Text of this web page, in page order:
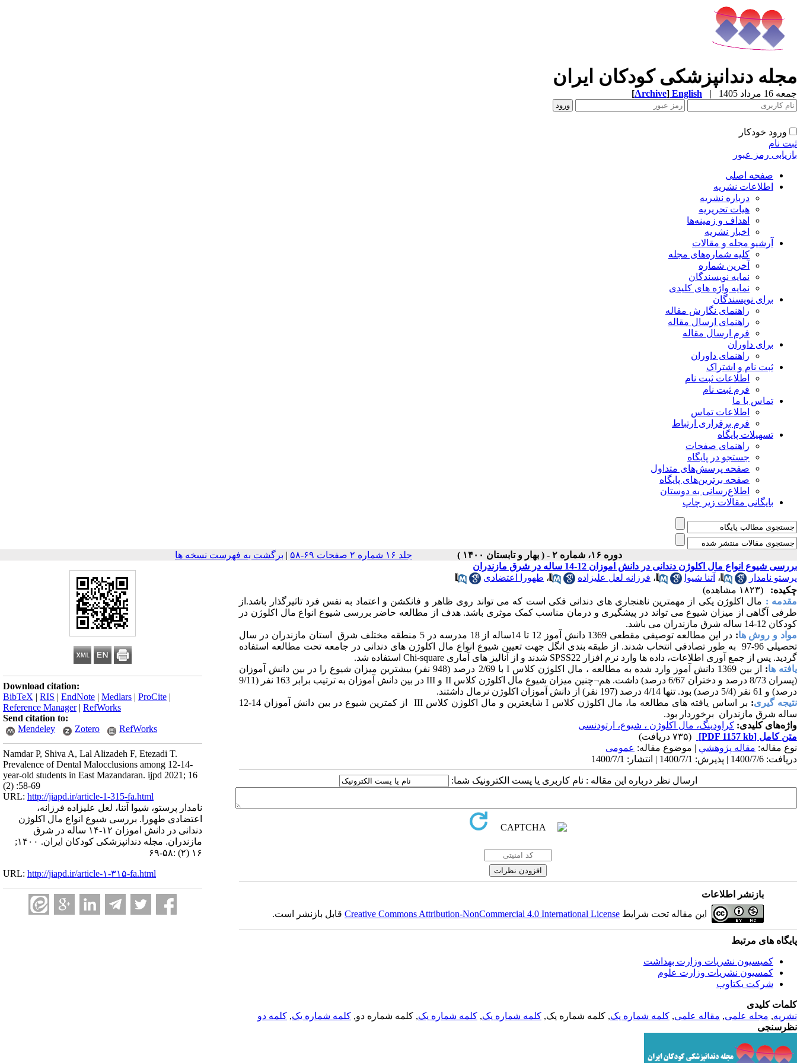
مجله دندانپزشکی کودکان ایران
جمعه 16 مرداد 1405 |
English
[Archive]
ورود خودکار
ثبت نام
بازیابی رمز عبور
صفحه اصلی
اطلاعات نشریه
درباره نشریه
هیات تحریریه
اهداف و زمینه‌ها
اخبار نشریه
آرشیو مجله و مقالات
کلیه شماره‌های مجله
آخرین شماره
نمایه نویسندگان
نمایه واژه های کلیدی
برای نویسندگان
راهنمای نگارش مقاله
راهنمای ارسال مقاله
فرم ارسال مقاله
برای داوران
راهنمای داوران
ثبت نام و اشتراک
اطلاعات ثبت نام
فرم ثبت نام
تماس با ما
اطلاعات تماس
فرم برقراری ارتباط
تسهیلات پایگاه
راهنمای صفحات
جستجو در پایگاه
صفحه پرسش‌های متداول
صفحه برترین‌های پایگاه
اطلاع‌رسانی به دوستان
بایگانی مقالات زیر چاپ
دوره ۱۶، شماره ۲ - ( بهار و تابستان ۱۴۰۰ ) جلد ۱۶ شماره ۲ صفحات ۶۹-۵۸ | برگشت به فهرست نسخه ها
Download citation:
BibTeX | RIS | EndNote | Medlars | ProCite |
Reference Manager| RefWorks
Send citation to:
Mendeley
Zotero RefWorks
Namdar P, Shiva A, Lal Alizadeh F, Etezadi T.
Prevalence of Dental Malocclusions among 12-14-
year-old students in East Mazandaran. ijpd 2021; 16
(2) :58-69
URL: http://jiapd.ir/article-1-315-fa.html
نامدار پرستو، شیوا آتنا، لعل علیزاده فرزانه،
اعتضادی طهورا. بررسی شیوع انواع مال اکلوژن
دندانی در دانش اموزان ۱۲-۱۴ ساله در شرق
مازندران. مجله دندانپزشکی کودکان ایران. ۱۴۰۰;
۱۶ (۲) :۵۸-۶۹
URL: http://jiapd.ir/article-۱-۳۱۵-fa.html
بررسی شیوع انواع مال اکلوژن دندانی در دانش اموزان 12-14 ساله در شرق مازندران
پرستو نامدار
، آتنا شیوا ، فرزانه لعل علیزاده ، طهورا اعتضادی
چکیده:
(۱۸۲۳ مشاهده)
مقدمه : مال اکلوژن یکی از مهمترین ناهنجاری های دندانی فکی است که می تواند روی ظاهر و فانکشن و اعتماد به نفس فرد تاثیرگذار باشد.از
طرفی آگاهی از میزان شیوع می تواند در پیشگیری و درمان مناسب کمک موثری باشد. هدف از مطالعه حاضر بررسی شیوع انواع مال اکلوژن در
کودکان 12-14 ساله شرق مازندران می باشد.
مواد و روش ها:
در این مطالعه توصیفی مقطعی 1369 دانش آموز 12 تا 14ساله از 18 مدرسه در 5 منطقه مختلف شرق استان مازندران در سال
تحصیلی 96-97 به طور تصادفی انتخاب شدند. از طبقه بندی انگل جهت تعیین شیوع انواع مال اکلوژن های دندانی در جامعه تحت مطالعه استفاده
گردید. پس از جمع آوری اطلاعات، داده ها وارد نرم افزار SPSS22 شدند و از آنالیز های آماری Chi-square استفاده شد.
یافته ها: از بین 1369 دانش آموز وارد شده به مطالعه ، مال اکلوژن کلاس I
با 2/69 درصد (948 نفر) بیشترین میزان شیوع را در بین دانش آموزان
(پسران 8/73 درصد و دختران 6/67 درصد) داشت. هم¬چنین میزان شیوع مال اکلوژن کلاس
II و III
در بین دانش آموزان به ترتیب برابر 163 نفر (9/11
درصد) و 61 نفر (5/4 درصد) بود. تنها 4/14 درصد (197 نفر) از دانش آموزان اکلوژن نرمال داشتند.
نتیجه گیری: بر اساس یافته های مطالعه ما، مال اکلوژن کلاس Iشایعترین و مال اکلوژن کلاسIII
از کمترین شیوع در بین دانش آموزان 14-12
ساله شرق مازندران برخوردار بود.
واژه‌های کلیدی: کراودینگ، مال اکلوژن ، شیوع، ارتودنسی
متن کامل [PDF 1157 kb]
(۷۳۵ دریافت)
نوع مقاله: مقاله پژوهشي | موضوع مقاله: عمومى
دریافت: 1400/7/6 | پذیرش: 1400/7/1 | انتشار: 1400/7/1
ارسال نظر درباره این مقاله : نام کاربری یا پست الکترونیک شما:
بازنشر اطلاعات
این مقاله تحت شرایط Creative Commons Attribution-NonCommercial 4.0 International Licenseقابل بازنشر است.
پایگاه های مرتبط
کمیسیون نشریات وزارت بهداشت
کمسیون نشریات وزارت علوم
شرکت یکتاوب
کلمات کلیدی
نشریه, مجله علمی, مقاله علمی, کلمه شماره یک, کلمه شماره یک, کلمه شماره یک, کلمه شماره یک, کلمه شماره دو, کلمه شماره یک, کلمه دو
نظرسنجی